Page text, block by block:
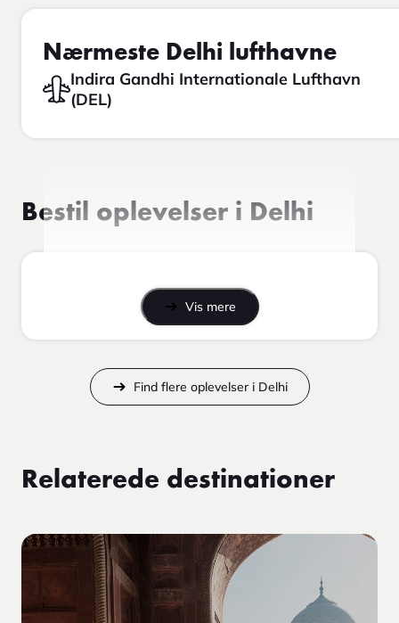
Nærmeste Delhi lufthavne
Indira Gandhi Internationale Lufthavn
(DEL)
Bestil oplevelser i Delhi
Vis mere
Find flere oplevelser i Delhi
Relaterede destinationer